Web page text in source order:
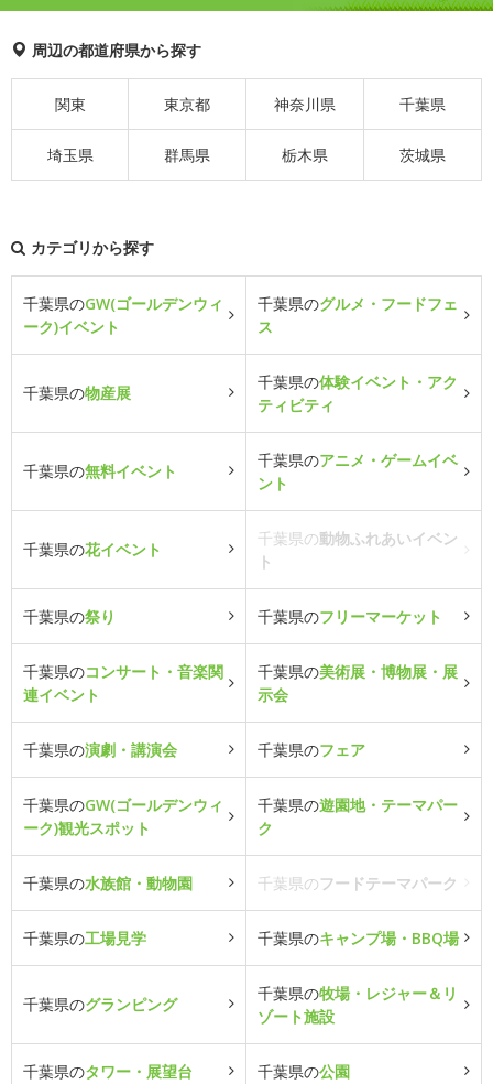
周辺の都道府県から探す
関東 東京都 神奈川県 千葉県
埼玉県 群馬県 栃木県 茨城県
カテゴリから探す
千葉県のGW(ゴールデンウィ
ーク)イベント
千葉県のグルメ・フードフェ
ス
千葉県の物産展
千葉県の体験イベント・アク
ティビティ
千葉県の無料イベント
千葉県のアニメ・ゲームイベ
ント
千葉県の花イベント
千葉県の動物ふれあいイベン
ト
千葉県の祭り 千葉県のフリーマーケット
千葉県のコンサート・音楽関
連イベント
千葉県の美術展・博物展・展
示会
千葉県の演劇・講演会 千葉県のフェア
千葉県のGW(ゴールデンウィ
ーク)観光スポット
千葉県の遊園地・テーマパー
ク
千葉県の水族館・動物園 千葉県のフードテーマパーク
千葉県の工場見学 千葉県のキャンプ場・BBQ場
千葉県のグランピング
千葉県の牧場・レジャー＆リ
ゾート施設
千葉県のタワー・展望台 千葉県の公園